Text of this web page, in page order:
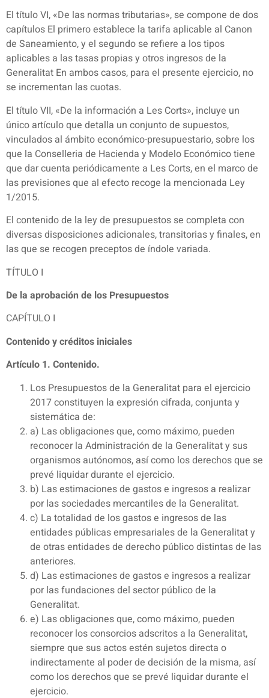
El título VI, «De las normas tributarias», se compone de dos
capítulos El primero establece la tarifa aplicable al Canon
de Saneamiento, y el segundo se refiere a los tipos
aplicables a las tasas propias y otros ingresos de la
Generalitat En ambos casos, para el presente ejercicio, no
se incrementan las cuotas.
El título VII, «De la información a Les Corts», incluye un
único artículo que detalla un conjunto de supuestos,
vinculados al ámbito económico-presupuestario, sobre los
que la Conselleria de Hacienda y Modelo Económico tiene
que dar cuenta periódicamente a Les Corts, en el marco de
las previsiones que al efecto recoge la mencionada Ley
1/2015.
El contenido de la ley de presupuestos se completa con
diversas disposiciones adicionales, transitorias y finales, en
las que se recogen preceptos de índole variada.
TÍTULO I
De la aprobación de los Presupuestos
CAPÍTULO I
Contenido y créditos iniciales
Artículo 1. Contenido.
Los Presupuestos de la Generalitat para el ejercicio
2017 constituyen la expresión cifrada, conjunta y
sistemática de:
a) Las obligaciones que, como máximo, pueden
reconocer la Administración de la Generalitat y sus
organismos autónomos, así como los derechos que se
prevé liquidar durante el ejercicio.
b) Las estimaciones de gastos e ingresos a realizar
por las sociedades mercantiles de la Generalitat.
c) La totalidad de los gastos e ingresos de las
entidades públicas empresariales de la Generalitat y
de otras entidades de derecho público distintas de las
anteriores.
d) Las estimaciones de gastos e ingresos a realizar
por las fundaciones del sector público de la
Generalitat.
e) Las obligaciones que, como máximo, pueden
reconocer los consorcios adscritos a la Generalitat,
siempre que sus actos estén sujetos directa o
indirectamente al poder de decisión de la misma, así
como los derechos que se prevé liquidar durante el
ejercicio.